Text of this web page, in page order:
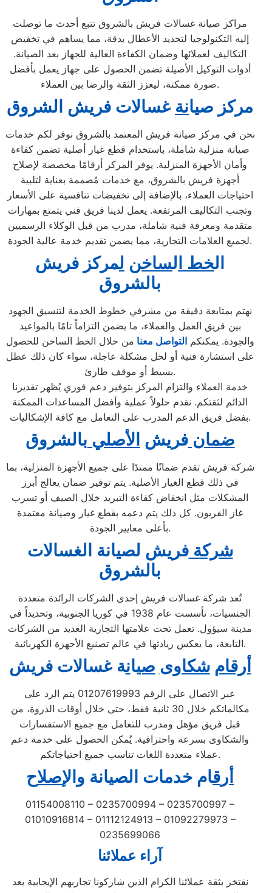
مراكز صيانة غسالات فريش بالشروق تتبع أحدث ما توصلت
إليه التكنولوجيا لتحديد الأعطال بدقة، مما يساهم في تخفيض
التكاليف لعملائها وضمان الكفاءة العالية للجهاز بعد الصيانة.
أدوات التوكيل الأصيلة تضمن الحصول على جهاز يعمل بأفضل
صورة ممكنة، ليعزز الثقة والرضا بين العملاء.
مركز صيانة غسالات فريش الشروق
نحن في مركز صيانة فريش المعتمد بالشروق نوفر لكم خدمات
صيانة منزلية شاملة، باستخدام قطع غيار أصلية تضمن كفاءة
وأمان الأجهزة المنزلية. يوفر المركز أرقامًا مخصصة لإصلاح
أجهزة فريش بالشروق، مع خدمات مُصممة بعناية لتلبية
احتياجات العملاء، بالإضافة إلى تخفيضات تنافسية على الأسعار
وتجنب التكاليف المرتفعة. يعمل لدينا فريق فني يتمتع بمهارات
متقدمة ومعرفة فنية شاملة، مدرب من قبل الوكلاء الرسميين
لجميع العلامات التجارية، مما يضمن تقديم خدمة عالية الجودة.
الخط ا لساخن لمركز فريش
بالشروق
نهتم بمتابعة دقيقة من مشرفي خطوط الخدمة لتنسيق الجهود
بين فريق العمل والعملاء، ما يضمن التزاماً تامًا بالمواعيد
والجودة. يمكنكمالتواصل معنا من خلال الخط الساخن للحصول
على استشارة فنية أو لحل مشكلة عاجلة، سواء كان ذلك عطل
بسيط أو موقف طارئ.
خدمة العملاء والتزام المركز بتوفير دعم فوري يُظهر تقديرنا
الدائم لثقتكم. نقدم حلولاً عملية وأفضل المساعدات الممكنة
بفضل فريق الدعم المدرب على التعامل مع كافة الإشكاليات.
ضمانفريش الأصلي بالشروق
شركة فريش تقدم ضمانًا ممتدًا على جميع الأجهزة المنزلية، بما
في ذلك قطع الغيار الأصلية. يتم توفير ضمان يعالج أبرز
المشكلات مثل انخفاض كفاءة التبريد خلال الصيف أو تسرب
غاز الفريون. كل ذلك يتم دعمه بقطع غيار وصيانة معتمدة
بأعلى معايير الجودة.
شركةفريش لصيانة الغسالات
بالشروق
تُعد شركة غسالات فريش إحدى الشركات الرائدة متعددة
الجنسيات، تأسست عام 1938 في كوريا الجنوبية، وتحديداً في
مدينة سيؤول. تعمل تحت علامتها التجارية العديد من الشركات
التابعة، ما يعكس ريادتها في عالم تصنيع الأجهزة الكهربائية.
أرقام شكاوى صيانة غسالات فريش
عبر الاتصال على الرقم 01207619993 يتم الرد على
مكالماتكم خلال 30 ثانية فقط، حتى خلال أوقات الذروة، من
قبل فريق مؤهل ومدرب للتعامل مع جميع الاستفسارات
والشكاوى بسرعة واحترافية. يُمكن الحصول على خدمة دعم
عملاء متعددة اللغات تناسب جميع احتياجاتكم.
أر قام خدمات الصيانة و الإصلاح
01154008110 – 0235700994 – 0235700997 –
01010916814 – 01112124913 – 01092279973 –
0235699066
آراء عملائنا
نفتخر بثقة عملائنا الكرام الذين شاركونا تجاربهم الإيجابية بعد